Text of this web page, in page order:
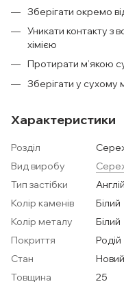
Зберігати окремо
Уникати контакту
хімією
Протирати м’якою
Зберігати у сухому
Характеристики
Розділ
Вид виробу
Тип застібки
Колір каменів
Білий
Колір металу
Білий
Покриття
Родій
Стан
Новий
Товщина
25